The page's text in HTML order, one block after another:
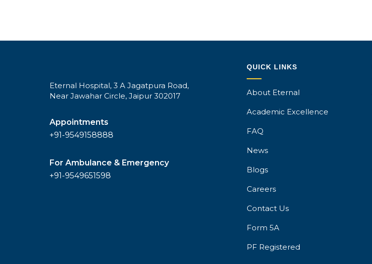
Eternal Hospital, 3 A Jagatpura Road,
Near Jawahar Circle, Jaipur 302017
Appointments
+91-9549158888
For Ambulance & Emergency
+91-9549651598
QUICK LINKS
About Eternal
Academic Excellence
FAQ
News
Blogs
Careers
Contact Us
Form 5A
PF Registered